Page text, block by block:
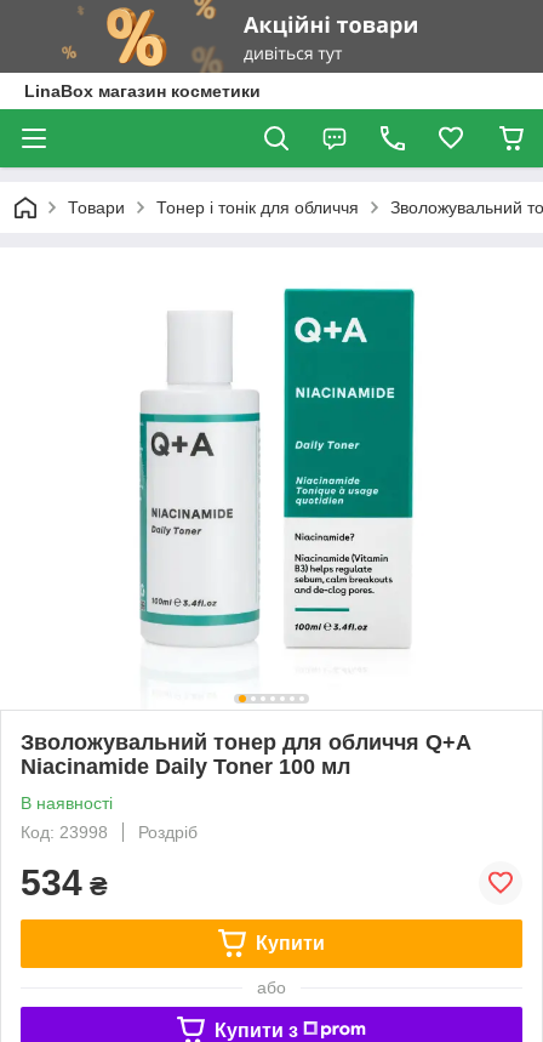
LinaBox магазин косметики
Товари Тонер і тонік для обличчя Зволожувальний
Зволожувальний тонер для обличчя Q+A
Niacinamide Daily Toner 100 мл
В наявності
Код: 23998
Роздріб
534 ₴
Купити
або
Купити з